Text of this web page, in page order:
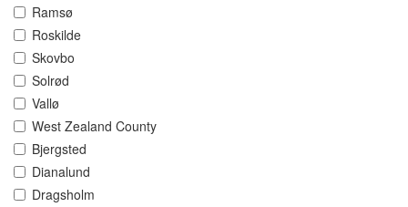
Ramsø
Roskilde
Skovbo
Solrød
Vallø
West Zealand County
Bjergsted
Dianalund
Dragsholm